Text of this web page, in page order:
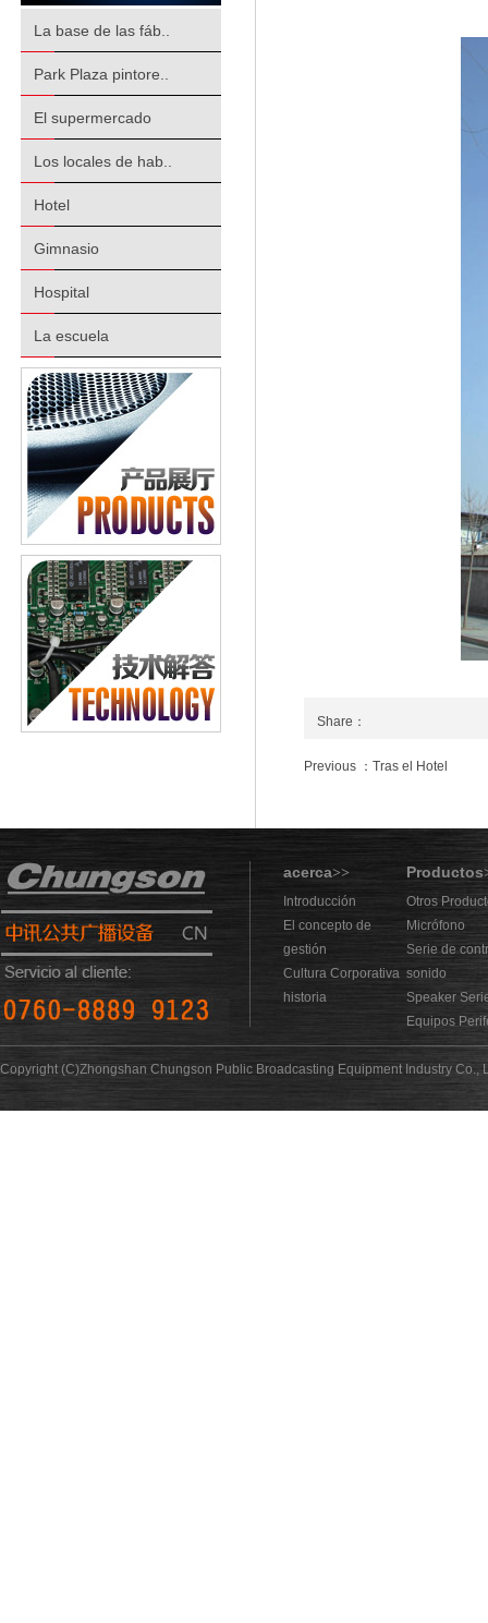
La base de las fáb..
Park Plaza pintore..
El supermercado
Los locales de hab..
Hotel
Gimnasio
Hospital
La escuela
Share：
Previous ：Tras el Hotel
acerca>> Productos
Introducción
El concepto de
gestión
Cultura Corporativa
historia
Otros
Micrófono
Serie de
sonido
Speaker
Equipos
Copyright (C)Zhongshan Chungson Public Broadcasting Equipment Industry